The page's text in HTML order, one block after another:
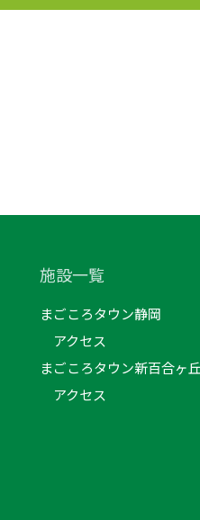
施設一覧
まごころタウン静岡
アクセス
まごころタウン新百合ヶ丘
アクセス